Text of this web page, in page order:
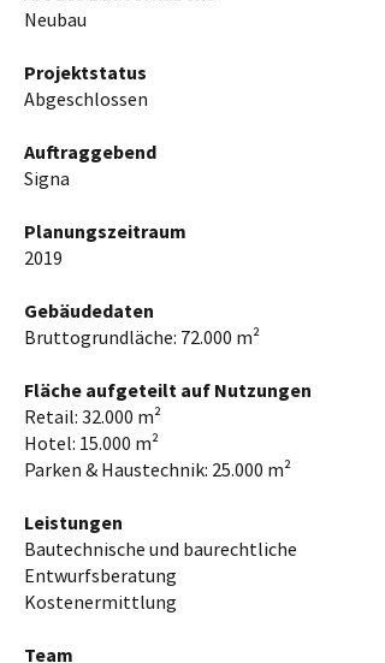
Neubau
Projektstatus
Abgeschlossen
Auftraggebend
Signa
Planungszeitraum
2019
Gebäudedaten
Bruttogrundläche: 72.000 m²
Fläche aufgeteilt auf Nutzungen
Retail: 32.000 m²
Hotel: 15.000 m²
Parken & Haustechnik: 25.000 m²
Leistungen
Bautechnische und baurechtliche
Entwurfsberatung
Kostenermittlung
Team